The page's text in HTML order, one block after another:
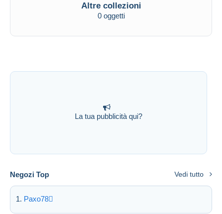
La tua pubblicità qui?
Negozi Top Vedi tutto
Paxo78
Altre collezioni
0 oggetti